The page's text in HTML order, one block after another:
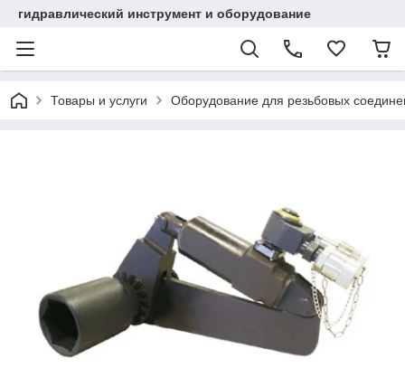
гидравлический инструмент и оборудование
Товары и услуги Оборудование для резьбовых